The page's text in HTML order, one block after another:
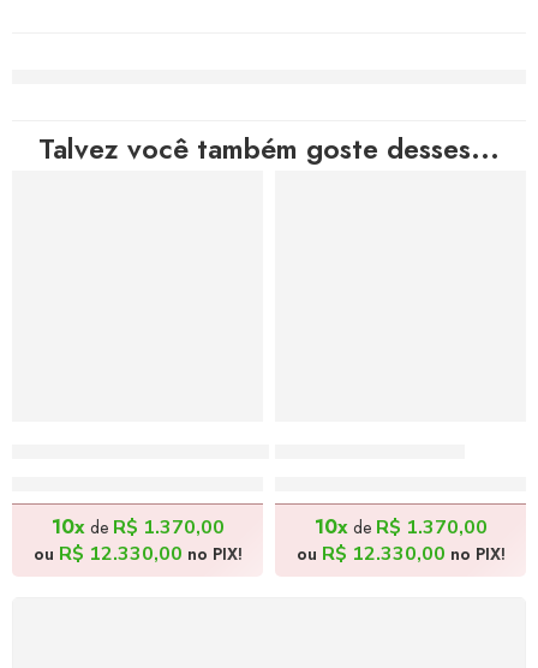
Talvez você também goste desses...
10xde R$ 1.370,00
ou R$ 12.330,00 no PIX!
10xde R$ 1.370,00
ou R$ 12.330,00 no PIX!